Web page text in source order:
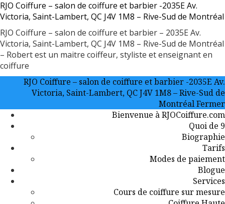
Aller
au
contenu
RJO Coiffure – salon de coiffure et barbier -2035E Av.
Victoria, Saint-Lambert, QC J4V 1M8 – Rive-Sud de Montréal
RJO Coiffure – salon de coiffure et barbier – 2035E Av.
Victoria, Saint-Lambert, QC J4V 1M8 – Rive-Sud de Montréal
– Robert est un maitre coiffeur, styliste et enseignant en
coiffure
RJO Coiffure – salon de coiffure et barbier -2035E Av.
Victoria, Saint-Lambert, QC J4V 1M8 – Rive-Sud de
MontréalFermer
Bienvenue à RJOCoiffure.com
Quoi de 9
Biographie
Tarifs
Modes de paiement
Blogue
Services
Cours de coiffure sur mesure